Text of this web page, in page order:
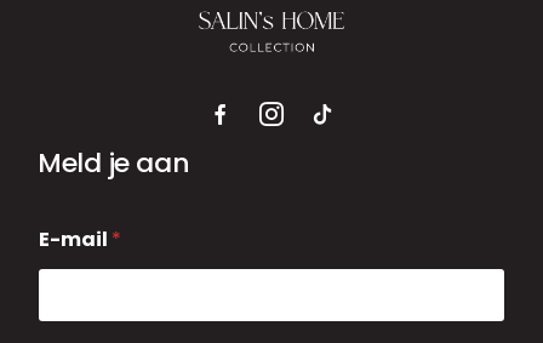
Meld je aan
-
m
i
E-mail *